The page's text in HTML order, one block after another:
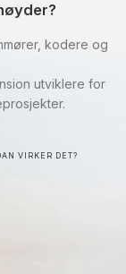
kodere og
utviklere for
VIRKER DET?